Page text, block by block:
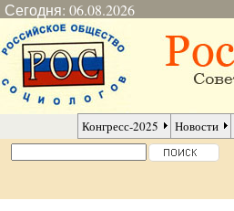
Сегодня: 06.08.2026
Конгресс-2025 Новости